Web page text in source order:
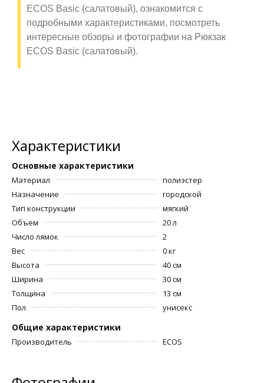
ECOS Basic (салатовый), ознакомится с
подробными характеристиками, посмотреть
интересные обзоры и фотографии на Рюкзак
ECOS Basic (салатовый).
Характеристики
Основные характеристики
Материал
полиэстер
Назначение
городской
Тип конструкции
мягкий
Объем
20 л
Число лямок
2
Вес
0 кг
Высота
40 см
Ширина
30 см
Толщина
13 см
Пол
унисекс
Общие характеристики
Производитель ECOS